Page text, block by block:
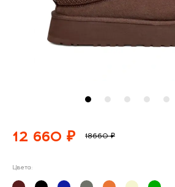
12 660 ₽ 18660 ₽
Цвета: